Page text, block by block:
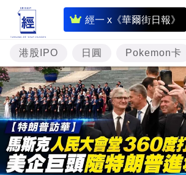
經一 x《華爾街日報》
即
時
財
經
專
題
投
資
樓
港股IPO 日圓 Pokemon卡